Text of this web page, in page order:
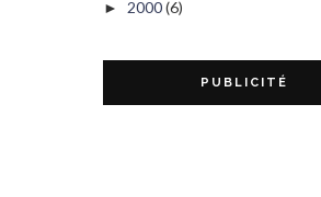
► 2000(6)
PUBLICITÉ